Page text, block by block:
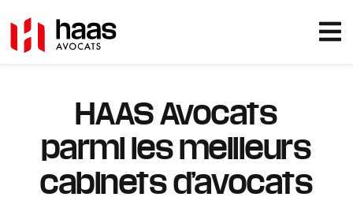
HAAS Avocats
parmi les meilleurs
cabinets d’avocats